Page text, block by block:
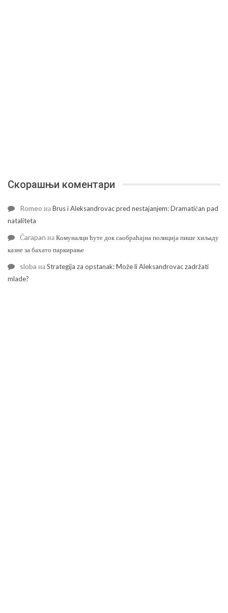
Скорашњи коментари
Romeo наBrus i Aleksandrovac pred nestajanjem: Dramatičan pad
nataliteta
Čarapan наКомуналци ћуте док саобраћајна полиција пише хиљаду
казне за бахато паркирање
sloba наStrategija za opstanak: Može li Aleksandrovac zadržati
mlade?